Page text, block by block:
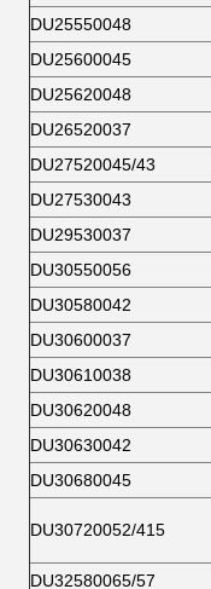
DU25550048
DU25600045
DU25620048
DU26520037
DU27520045/43
DU27530043
DU29530037
DU30550056
DU30580042
DU30600037
DU30610038
DU30620048
DU30630042
DU30680045
DU30720052/415
DU32580065/57